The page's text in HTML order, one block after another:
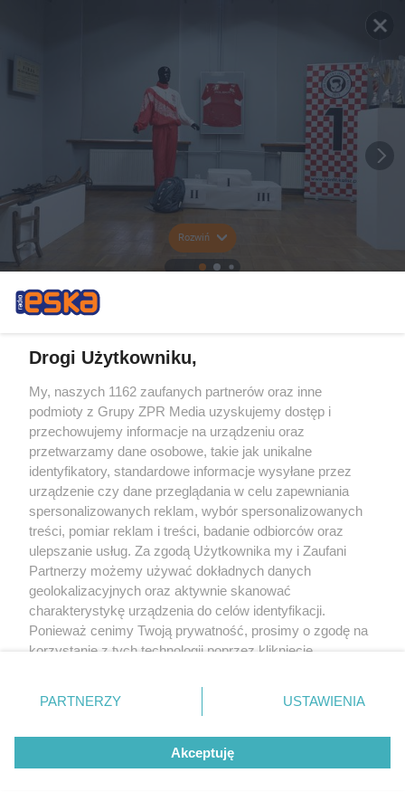
Rozwiń
Drogi Użytkowniku,
My, naszych 1162 zaufanych partnerów oraz inne
podmioty z Grupy ZPR Media uzyskujemy dostęp i
przechowujemy informacje na urządzeniu oraz
przetwarzamy dane osobowe, takie jak unikalne
identyfikatory, standardowe informacje wysyłane przez
urządzenie czy dane przeglądania w celu zapewniania
spersonalizowanych reklam, wybór spersonalizowanych
treści, pomiar reklam i treści, badanie odbiorców oraz
ulepszanie usług. Za zgodą Użytkownika my i Zaufani
Partnerzy możemy używać dokładnych danych
geolokalizacyjnych oraz aktywnie skanować
charakterystykę urządzenia do celów identyfikacji.
Ponieważ cenimy Twoją prywatność, prosimy o zgodę na
korzystanie z tych technologii poprzez kliknięcie
zmienić/wycofać klikając przycisk ustawień prywatności
znajdujący się w lewym dolnym rogu strony
rodzaje przetwarzania danych nie wymagają zgody
użytkownika, ale masz prawo sprzeciwić się takiemu
przetwarzaniu. Preferencje będą miały zastosowanie tylko
PARTNERZY USTAWIENIA
Akceptuję